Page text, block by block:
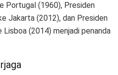
Portugal (1960), Presiden
Jakarta (2012), dan Presiden
Lisboa (2014) menjadi penanda